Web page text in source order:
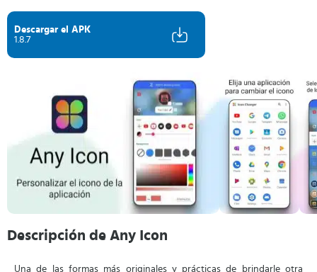
Descargar el APK
1.8.7
Descripción de Any Icon
Una de las formas más originales y prácticas de brindarle otra